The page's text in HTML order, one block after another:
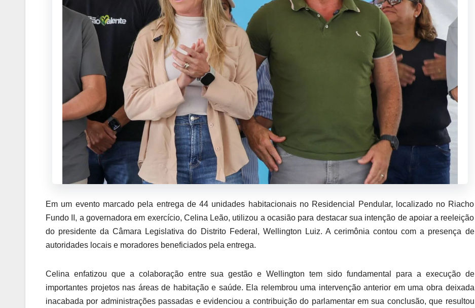
Em um evento marcado pela entrega de 44 unidades habitacionais no Residencial Pendular, localizado no Riacho
Fundo II, a governadora em exercício, Celina Leão, utilizou a ocasião para destacar sua intenção de apoiar a reeleição
do presidente da Câmara Legislativa do Distrito Federal, Wellington Luiz. A cerimônia contou com a presença de
autoridades locais e moradores beneficiados pela entrega.
Celina enfatizou que a colaboração entre sua gestão e Wellington tem sido fundamental para a execução de
importantes projetos nas áreas de habitação e saúde. Ela relembrou uma intervenção anterior em uma obra deixada
inacabada por administrações passadas e evidenciou a contribuição do parlamentar em sua conclusão, que resultou